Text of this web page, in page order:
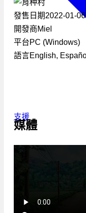
支援
發售日期2022-01-06
開發商Miel
平台PC (Windows)
語言English,
媒體